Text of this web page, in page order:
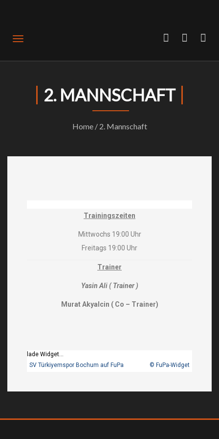
2. MANNSCHAFT
Home/ 2. Mannschaft
Trainingszeiten
Mittwochs 19:00 Uhr
Freitags 19:00 Uhr
Trainer
Yasin Ali ( Trainer )
Murat Akyalcin ( Co – Trainer)
lade Widget…
SV Türkiyemspor Bochum auf FuPa
© FuPa-Widget